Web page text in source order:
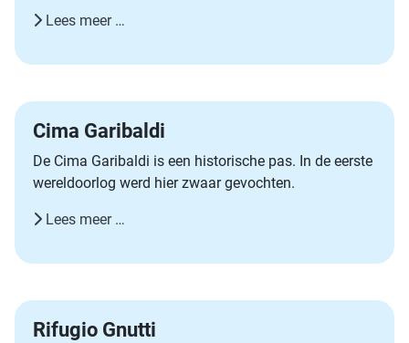
Lees meer …
Cima Garibaldi
De Cima Garibaldi is een historische pas. In de eerste
wereldoorlog werd hier zwaar gevochten.
Lees meer …
Rifugio Gnutti